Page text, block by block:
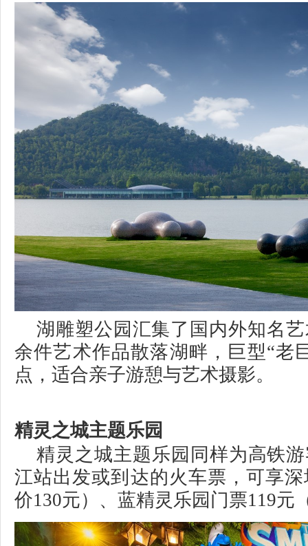
湖雕塑公园汇集了国内外知名
余件艺术作品散落湖畔，巨型“老
点，适合亲子游憩与艺术摄影。
精灵之城主题乐园
精灵之城主题乐园同样为高铁
江站出发或到达的火车票，可享
价130元）、蓝精灵乐园门票119元